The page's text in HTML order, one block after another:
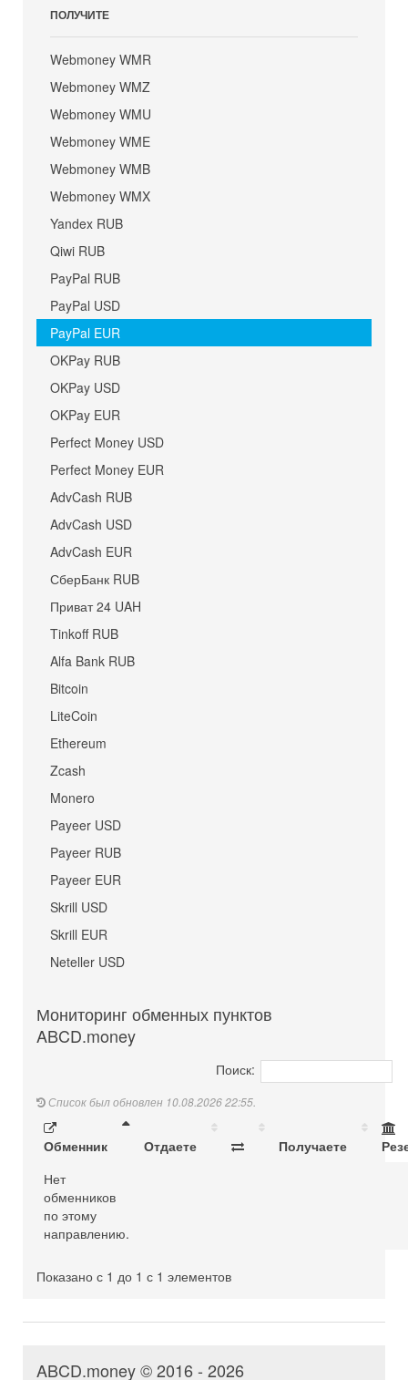
ПОЛУЧИТЕ
Webmoney WMR
Webmoney WMZ
Webmoney WMU
Webmoney WME
Webmoney WMB
Webmoney WMX
Yandex RUB
Qiwi RUB
PayPal RUB
PayPal USD
PayPal EUR
OKPay RUB
OKPay USD
OKPay EUR
Perfect Money USD
Perfect Money EUR
AdvCash RUB
AdvCash USD
AdvCash EUR
СберБанк RUB
Приват 24 UAH
Tinkoff RUB
Alfa Bank RUB
Bitcoin
LiteCoin
Ethereum
Zcash
Monero
Payeer USD
Payeer RUB
Payeer EUR
Skrill USD
Skrill EUR
Neteller USD
Мониторинг обменных пунктов
ABCD.money
Поиск:
Список был обновлен 10.08.2026 22:55.
Обменник Отдаете Получаете
Нет
обменников
по этому
направлению.
Показано с 1 до 1 с 1 элементов
ABCD.money © 2016 - 2026